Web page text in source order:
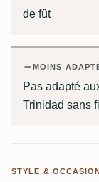
de fût
MOINS
Pas adapté
Trinidad sans
STYLE &